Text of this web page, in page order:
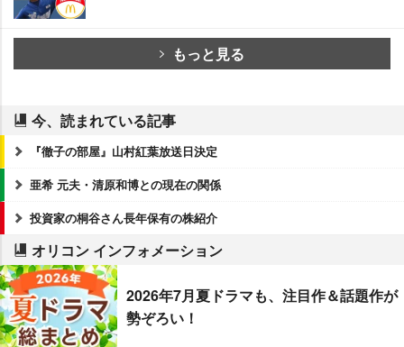
もっと見る
今、読まれている記事
『徹子の部屋』山村紅葉放送日決定
亜希 元夫・清原和博との現在の関係
投資家の桐谷さん長年保有の株紹介
オリコン インフォメーション
2026年7月夏ドラマも、注目作＆話題作が
勢ぞろい！